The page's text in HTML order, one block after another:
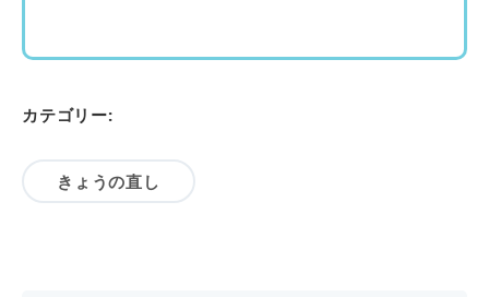
カテゴリー:
きょうの直し